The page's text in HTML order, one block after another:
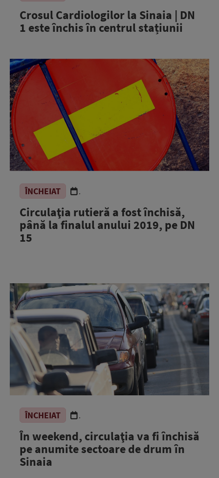
Crosul Cardiologilor la Sinaia | DN
1 este închis în centrul stațiunii
ÎNCHEIAT .
Circulaţia rutieră a fost închisă,
până la finalul anului 2019, pe DN
15
ÎNCHEIAT .
În weekend, circulaţia va fi închisă
pe anumite sectoare de drum în
Sinaia